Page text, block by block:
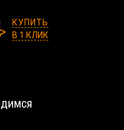
КУПИТЬ
В 1 КЛИК